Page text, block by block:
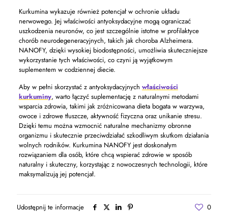
Kurkumina wykazuje również potencjał w ochronie układu
nerwowego. Jej właściwości antyoksydacyjne mogą ograniczać
uszkodzenia neuronów, co jest szczególnie istotne w profilaktyce
chorób neurodegeneracyjnych, takich jak choroba Alzheimera.
NANOFY, dzięki wysokiej biodostępności, umożliwia skuteczniejsze
wykorzystanie tych właściwości, co czyni ją wyjątkowym
suplementem w codziennej diecie.
Aby w pełni skorzystać z antyoksydacyjnych właściwości
kurkuminy, warto łączyć suplementację z naturalnymi metodami
wsparcia zdrowia, takimi jak zróżnicowana dieta bogata w warzywa,
owoce i zdrowe tłuszcze, aktywność fizyczna oraz unikanie stresu.
Dzięki temu można wzmocnić naturalne mechanizmy obronne
organizmu i skutecznie przeciwdziałać szkodliwym skutkom działania
wolnych rodników. Kurkumina NANOFY jest doskonałym
rozwiązaniem dla osób, które chcą wspierać zdrowie w sposób
naturalny i skuteczny, korzystając z nowoczesnych technologii, które
maksymalizują jej potencjał.
Udostępnij te informacje 0